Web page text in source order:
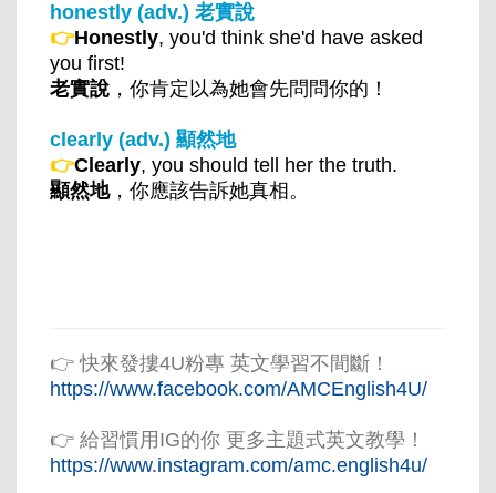
honestly (adv.) 老實說
👉Honestly, you'd think she'd have asked
you first!
老實說 ，你肯定以為她會先問問你的！
clearly (adv.) 顯然地
👉Clearly, you should tell her the truth.
顯然地，你應該告訴她真相。
👉 快來發摟4U粉專 英文學習不間斷！
https://www.facebook.com/AMCEnglish4U/
👉 給習慣用IG的你 更多主題式英文教學！
https://www.instagram.com/amc.english4u/